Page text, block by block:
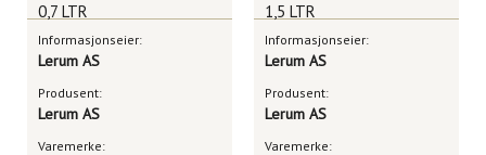
0,7 LTR
Informasjonseier:
Lerum AS
Produsent:
Lerum AS
Varemerke:
1,5 LTR
Informasjonseier:
Lerum AS
Produsent:
Lerum AS
Varemerke: